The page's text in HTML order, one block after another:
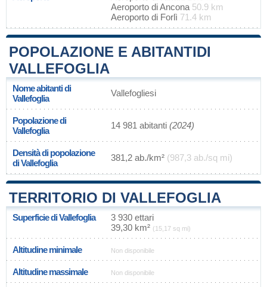
Aeroporto di Ancona 50.9 km
Aeroporto di Forlì 71.4 km
POPOLAZIONE E ABITANTIDI
VALLEFOGLIA
Nome abitanti di
Vallefoglia
Vallefogliesi
Popolazione di
Vallefoglia
14 981 abitanti (2024)
Densità di popolazione
di Vallefoglia
381,2 ab./km² (987,3 ab./sq mi)
TERRITORIO DI VALLEFOGLIA
Superficie di Vallefoglia
3 930 ettari
39,30 km² (15,17 sq mi)
Altitudine minimale Non disponibile
Altitudine massimale Non disponibile